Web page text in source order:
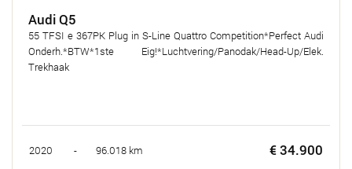
Audi Q5
55 TFSI e 367PK Plug in S-Line Quattro Competition*Perfect Audi
Onderh.*BTW*1ste Eig!*Luchtvering/Panodak/Head-Up/Elek.
Trekhaak
2020 - 96.018 km € 34.900